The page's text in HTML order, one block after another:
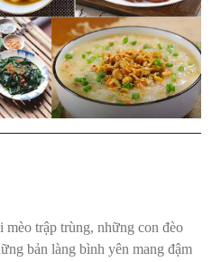
trập trùng, những con đèo
bản làng bình yên mang đậm